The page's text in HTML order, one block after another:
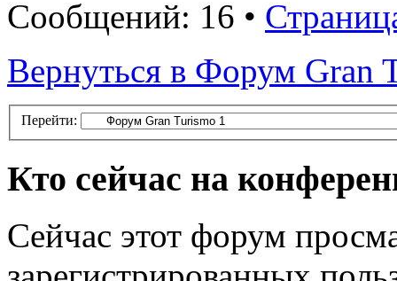
Сообщений: 16 •
Вернуться в Форум Gran
Перейти:
Кто сейчас на
Сейчас этот форум